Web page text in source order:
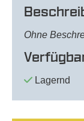
Ohne
Lagernd